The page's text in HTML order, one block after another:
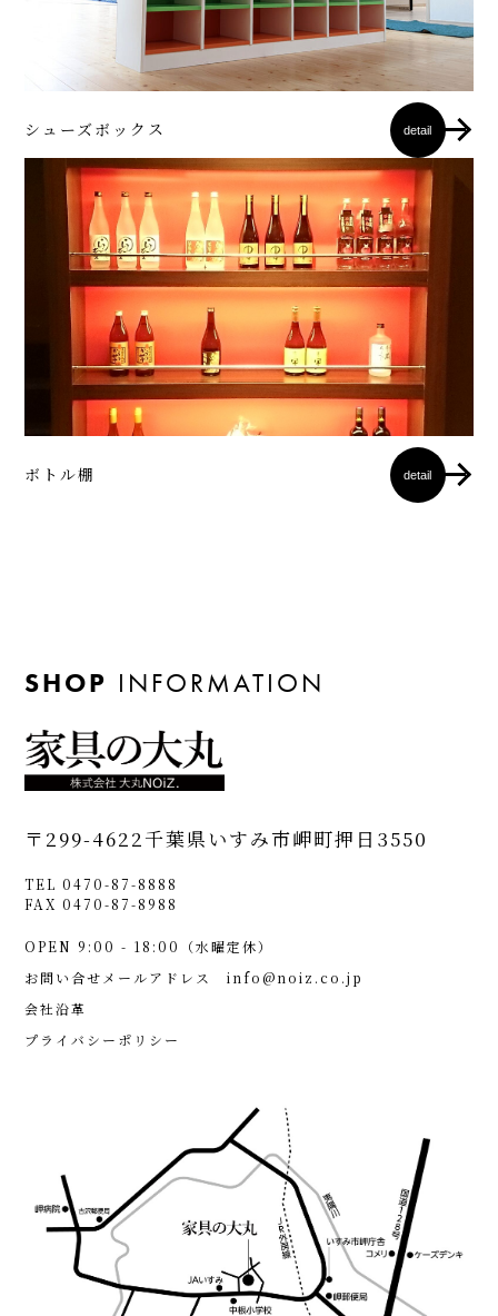
シューズボックス detail
ボトル棚 detail
SHOP INFORMATION
〒299-4622千葉県いすみ市岬町押日3550
TEL 0470-87-8888
FAX 0470-87-8988
OPEN 9:00 - 18:00（水曜定休）
お問い合せメールアドレスinfo@noiz.co.jp
会社沿革
プライバシーポリシー